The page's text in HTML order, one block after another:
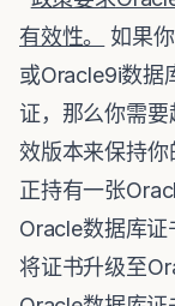
有效性。
如果
或Oracle9i数据
证，那么你需要
效版本来保持
正持有一张
Oracle数据库
将证书升级至